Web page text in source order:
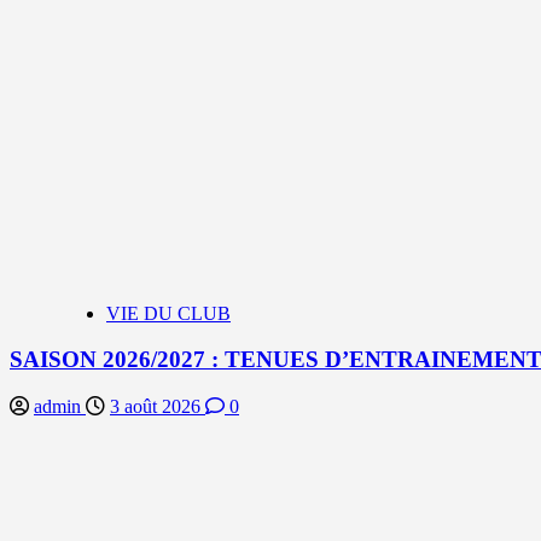
VIE DU CLUB
SAISON 2026/2027 : TENUES D’ENTRAINEMENT
admin 3 août 2026 0